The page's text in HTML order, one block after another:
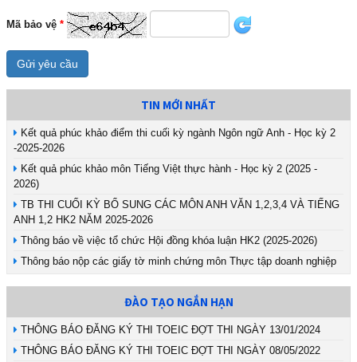
Mã bảo vệ *
Gửi yêu cầu
TIN MỚI NHẤT
Kết quả phúc khảo điểm thi cuối kỳ ngành Ngôn ngữ Anh - Học kỳ 2
-2025-2026
Kết quả phúc khảo môn Tiếng Việt thực hành - Học kỳ 2 (2025 -
2026)
TB THI CUỐI KỲ BỔ SUNG CÁC MÔN ANH VĂN 1,2,3,4 VÀ TIẾNG
ANH 1,2 HK2 NĂM 2025-2026
Thông báo về việc tổ chức Hội đồng khóa luận HK2 (2025-2026)
Thông báo nộp các giấy tờ minh chứng môn Thực tập doanh nghiệp
ĐÀO TẠO NGẮN HẠN
THÔNG BÁO ĐĂNG KÝ THI TOEIC ĐỢT THI NGÀY 13/01/2024
THÔNG BÁO ĐĂNG KÝ THI TOEIC ĐỢT THI NGÀY 08/05/2022